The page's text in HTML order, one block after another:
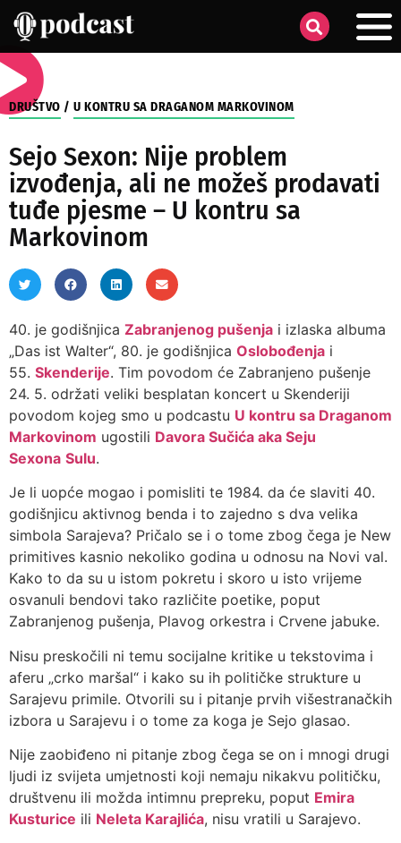
DRUŠTVO / U KONTRU SA DRAGANOM MARKOVINOM
Sejo Sexon: Nije problem
izvođenja, ali ne možeš prodavati
tuđe pjesme – U kontru sa
Markovinom
40. je godišnjica Zabranjenog pušenja i izlaska albuma
„Das ist Walter“, 80. je godišnjica Oslobođenja i
55. Skenderije. Tim povodom će Zabranjeno pušenje
24. 5. održati veliki besplatan koncert u Skenderiji
povodom kojeg smo u podcastu U kontru sa Draganom
Markovinom ugostili Davora Sučića aka Seju
Sexona Sulu.
Je li uopće mogao i pomisliti te 1984. da će slaviti 40.
godišnjicu aktivnog benda i to zajedno s dva velika
simbola Sarajeva? Pričalo se i o tome zbog čega je New
primitives kasnio nekoliko godina u odnosu na Novi val.
Kako to da su u istom pokretu i skoro u isto vrijeme
osvanuli bendovi tako različite poetike, poput
Zabranjenog pušenja, Plavog orkestra i Crvene jabuke.
Nisu preskočili ni temu socijalne kritike u tekstovima i
aferu „crko maršal“ i kako su ih političke strukture u
Sarajevu primile. Otvorili su i pitanje prvih višestranačkih
izbora u Sarajevu i o tome za koga je Sejo glasao.
Nije zaobiđeno ni pitanje zbog čega se on i mnogi drugi
ljudi iz svijeta umjetnosti koji nemaju nikakvu političku,
društvenu ili možda intimnu prepreku, poput Emira
Kusturice ili Neleta Karajlića, nisu vratili u Sarajevo.